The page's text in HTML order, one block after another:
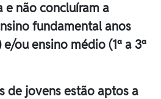
e não concluíram a
fundamental anos
ou ensino médio (1ª a 3ª
de jovens estão aptos a